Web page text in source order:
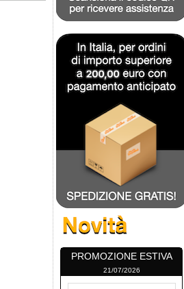
PROMOZIONE ESTIVA
21/07/2026